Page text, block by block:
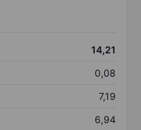
14,21
0,08
7,19
6,94